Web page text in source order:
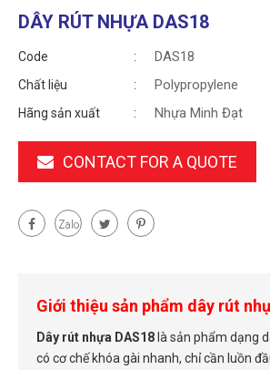
DÂY RÚT NHỰA DAS18
Code DAS18
Chất liệu Polypropylene
Hãng sản xuất Nhựa Minh Đạt
CONTACT FOR A QUOTE
Giới thiệu sản phẩm dây rút
Dây rút nhựa DAS18 là sản phẩm dạng
có cơ chế khóa gài nhanh, chỉ cần luồn